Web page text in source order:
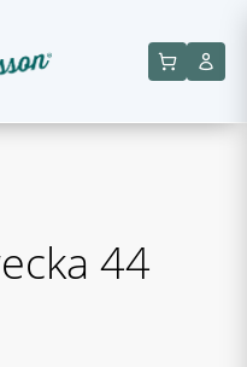
44